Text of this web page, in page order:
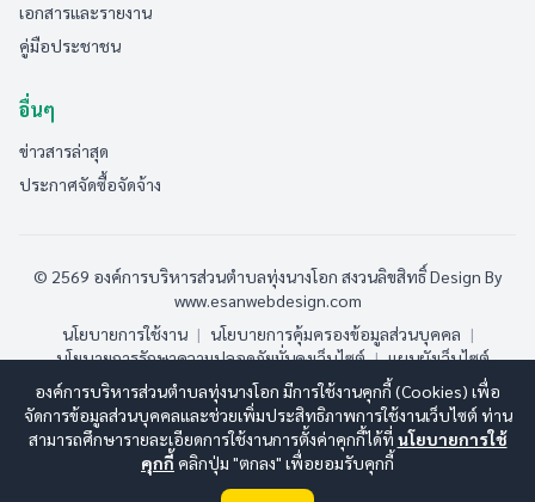
เอกสารและรายงาน
คู่มือประชาชน
อื่นๆ
ข่าวสารล่าสุด
ประกาศจัดซื้อจัดจ้าง
© 2569 องค์การบริหารส่วนตำบลทุ่งนางโอก สงวนลิขสิทธิ์Design By
www.esanwebdesign.com
นโยบายการใช้งาน | นโยบายการคุ้มครองข้อมูลส่วนบุคคล |
นโยบายการรักษาความปลอดภัยมั่นคงเว็บไซต์ | แผนผังเว็บไซต์
ออนไลน์:9 ทั้งหมด: 211 (ดูสถิติทั้งหมด)
องค์การบริหารส่วนตำบลทุ่งนางโอก มีการใช้งานคุกกี้ (Cookies) เพื่อ
จัดการข้อมูลส่วนบุคคลและช่วยเพิ่มประสิทธิภาพการใช้งานเว็บไซต์ ท่าน
สามารถศึกษารายละเอียดการใช้งานการตั้งค่าคุกกี้ได้ที่ นโยบายการใช้
คุกกี้ คลิกปุ่ม "ตกลง" เพื่อยอมรับคุกกี้